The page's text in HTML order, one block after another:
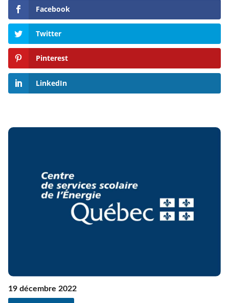
Facebook
Twitter
Pinterest
LinkedIn
19 décembre 2022